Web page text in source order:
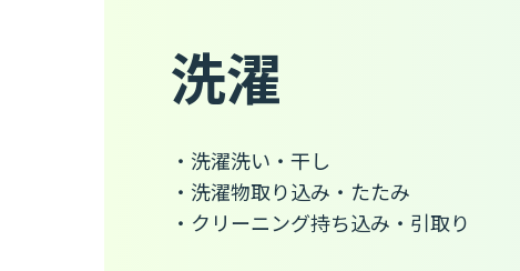
洗濯
・洗濯洗い・干し
・洗濯物取り込み・たたみ
・クリーニング持ち込み・引取り